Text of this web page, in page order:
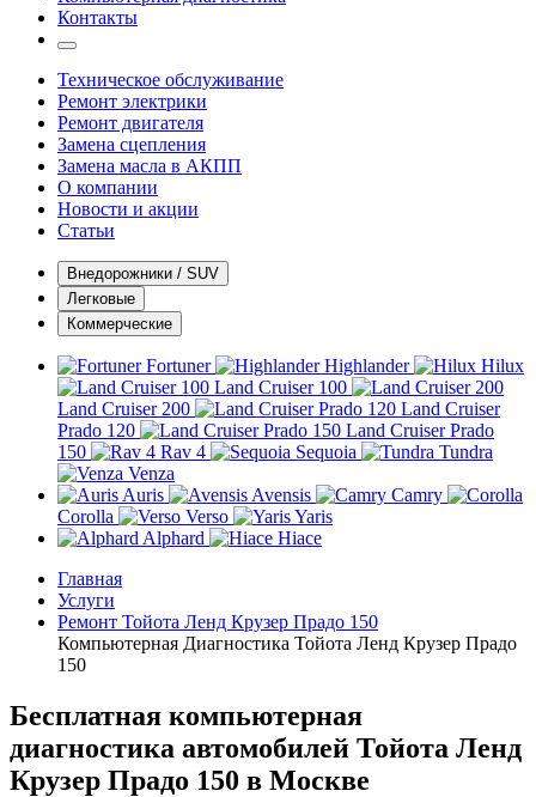
Контакты
Техническое обслуживание
Ремонт электрики
Ремонт двигателя
Замена сцепления
Замена масла в АКПП
О компании
Новости и акции
Статьи
Внедорожники / SUV
Легковые
Коммерческие
Fortuner Highlander
Hilux
Land Cruiser 100
Land Cruiser 200
Land Cruiser
Prado 120
Land Cruiser Prado
150
Rav 4 Sequoia
Tundra
Venza
Auris
Avensis
Camry
Corolla
Verso
Yaris
Alphard
Hiace
Главная
Услуги
Ремонт Тойота Ленд Крузер Прадо 150
Компьютерная Диагностика Тойота Ленд Крузер Прадо
150
Бесплатная компьютерная
диагностика автомобилей Тойота Ленд
Крузер Прадо 150 в Москве